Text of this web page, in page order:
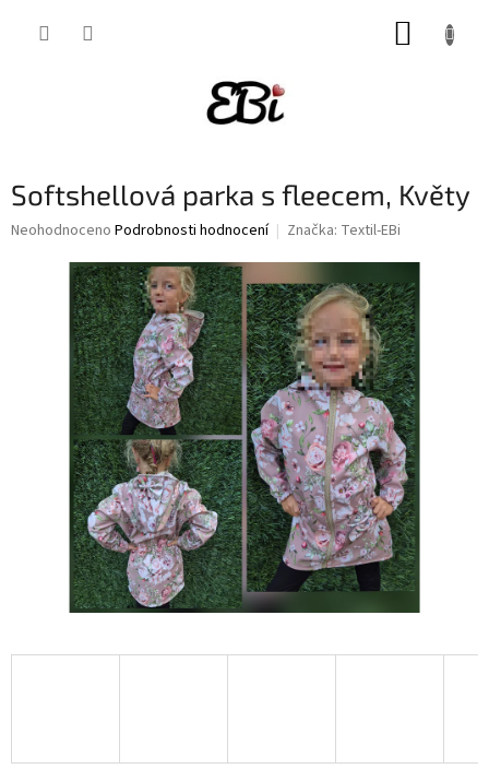
Softshellová parka s fleecem, Květy
Průměrné
hvězdiček.
Neohodnoceno Podrobnosti hodnocení Značka: Textil-EBi